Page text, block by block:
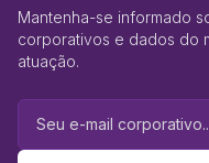
Mantenha-se informado
corporativos e dados do
atuação.